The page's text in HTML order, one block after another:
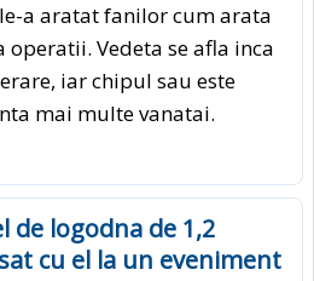
a aratat fanilor cum arata
Vedeta se afla inca
iar chipul sau este
mai multe vanatai.
de logodna de 1,2
cu el la un eveniment